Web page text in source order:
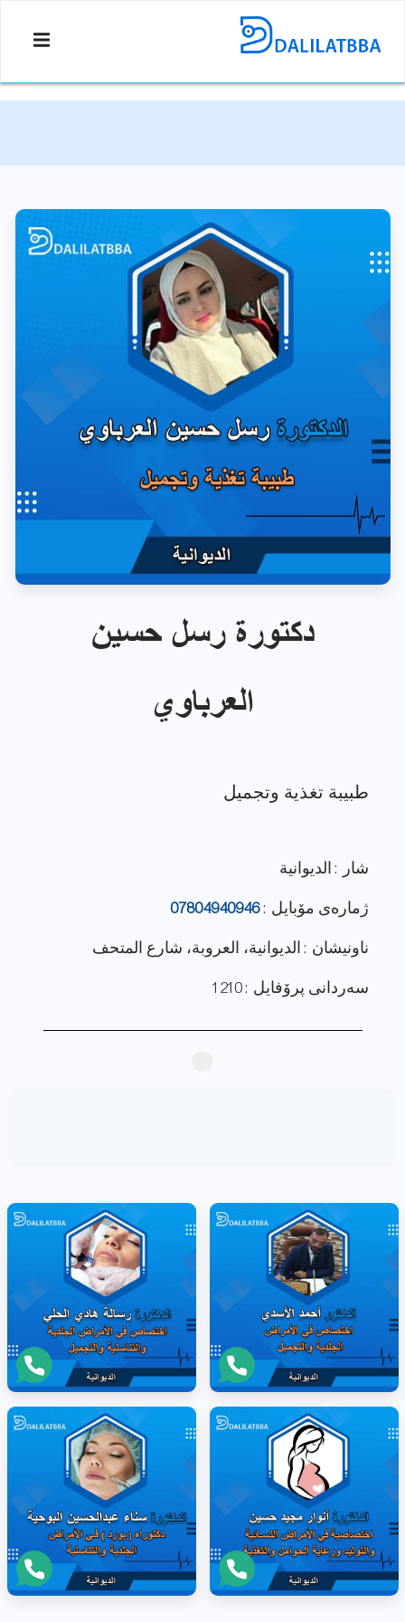
دكتورة رسل حسين
العرباوي
شار : الديوانية
ژماره‌ی مۆبایل :07804940946
ناونيشان : الديوانية، العروبة، شارع المتحف
سەردانی پرۆفایل : 1210